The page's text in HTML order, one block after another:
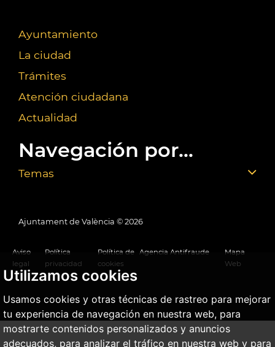
Utilizamos cookies
Usamos cookies y otras técnicas de rastreo para mejorar
tu experiencia de navegación en nuestra web, para
mostrarte contenidos personalizados y anuncios
adecuados, para analizar el tráfico en nuestra web y para
Ayuntamiento
La ciudad
Trámites
Atención ciudadana
Actualidad
Navegación por...
Temas
Ajuntament de València © 2026
Aviso
legal
Política
privacidad
Política de
cookies
Agencia Antifraude
Mapa
Web